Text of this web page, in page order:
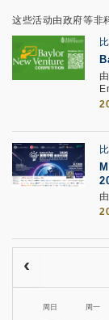
这些活动由政府等非
周日 周一